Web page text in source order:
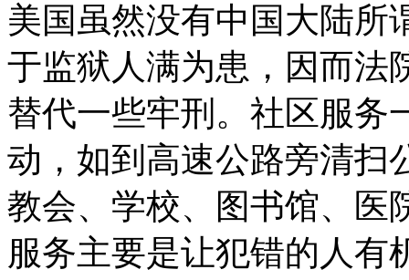
美国虽然没有中国大陆所
于监狱人满为患，因而法
替代一些牢刑。社区服务
动，如到高速公路旁清扫
教会、学校、图书馆、医
服务主要是让犯错的人有